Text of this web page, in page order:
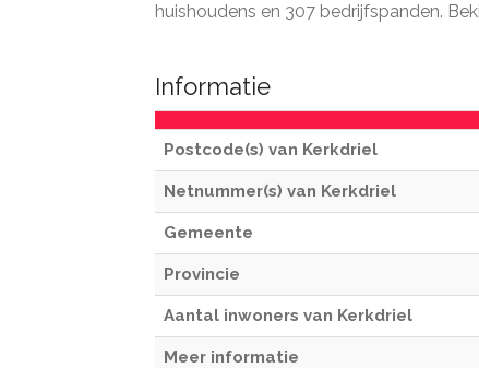
huishoudens en 307 bedrijfspanden.
Informatie
Postcode(s) van Kerkdriel
Netnummer(s) van Kerkdriel
Gemeente
Provincie
Aantal inwoners van Kerkdriel
Meer informatie